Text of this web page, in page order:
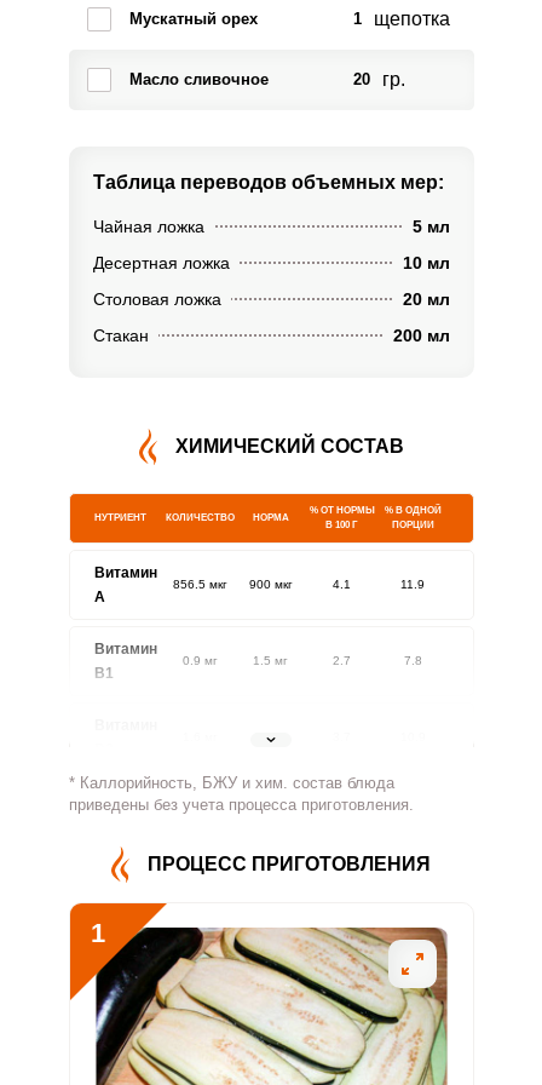
Мускатный орех 1 щепотка
Масло сливочное 20 гр.
Таблица переводов объемных мер:
Чайная ложка
5 мл
Десертная ложка
10 мл
Столовая ложка
20 мл
Стакан
200 мл
ХИМИЧЕСКИЙ СОСТАВ
НУТРИЕНТ КОЛИЧЕСТВО НОРМА
% ОТ НОРМЫ
В 100 Г
% В ОДНОЙ
ПОРЦИИ
Витамин
A
856.5 мкг 900 мкг 4.1 11.9
Витамин
В1
0.9 мг 1.5 мг 2.7 7.8
1.8 мг
Витамин
487.1 мг 500 мг 4.2 12.2
Витамин
В5
Витамин
В6
3.6 мг 2 мг 7.6 22.4
Витамин
В9
275.8 мкг 400 мкг 2.9 8.6
* Каллорийность, БЖУ и хим. состав блюда
приведены без учета процесса приготовления.
ПРОЦЕСС ПРИГОТОВЛЕНИЯ
1